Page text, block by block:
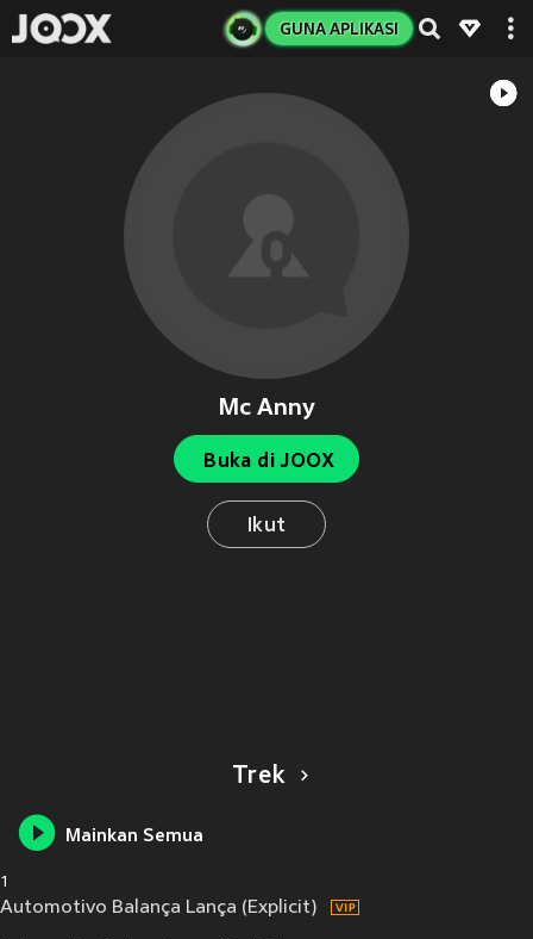
GUNA APLIKASI
Mc Anny
Buka di JOOX
Ikut
Trek
Mainkan Semua
1
Automotivo Balança Lança (Explicit)